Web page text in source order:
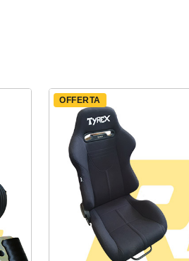
OFFERTA